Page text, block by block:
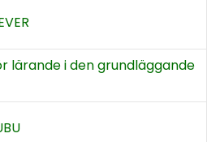
lärande i den grundläggande